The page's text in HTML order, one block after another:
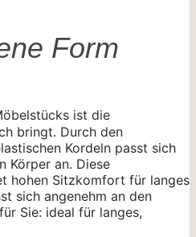
Form
ist die
bringt. Durch den
Kordeln passt sich
Körper an. Diese
hohen Sitzkomfort für langes
sich angenehm an den
Sie: ideal für langes,